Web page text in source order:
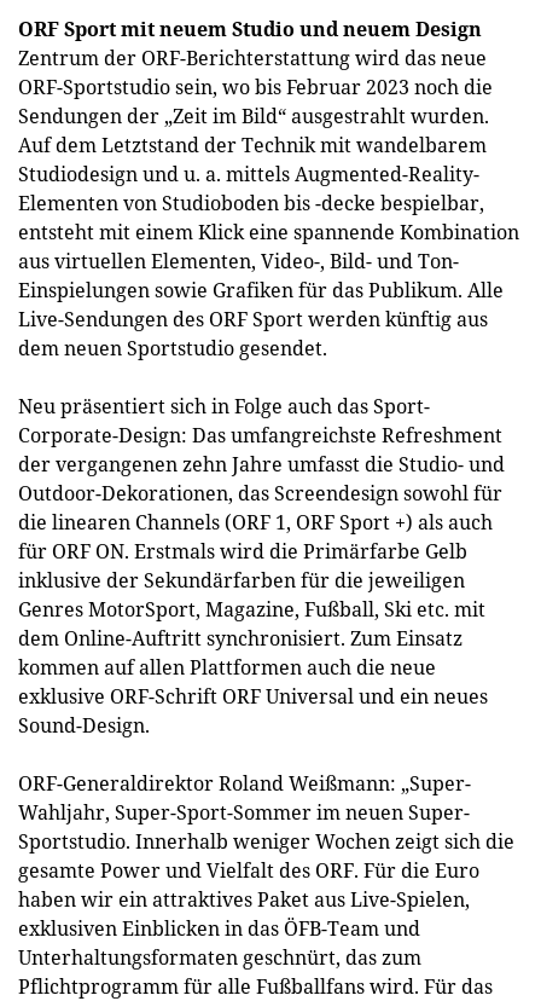
ORF Sport mit neuem Studio und neuem Design
Zentrum der ORF-Berichterstattung wird das neue
ORF-Sportstudio sein, wo bis Februar 2023 noch die
Sendungen der „Zeit im Bild“ ausgestrahlt wurden.
Auf dem Letztstand der Technik mit wandelbarem
Studiodesign und u. a. mittels Augmented-Reality-
Elementen von Studioboden bis -decke bespielbar,
entsteht mit einem Klick eine spannende Kombination
aus virtuellen Elementen, Video-, Bild- und Ton-
Einspielungen sowie Grafiken für das Publikum. Alle
Live-Sendungen des ORF Sport werden künftig aus
dem neuen Sportstudio gesendet.
Neu präsentiert sich in Folge auch das Sport-
Corporate-Design: Das umfangreichste Refreshment
der vergangenen zehn Jahre umfasst die Studio- und
Outdoor-Dekorationen, das Screendesign sowohl für
die linearen Channels (ORF 1, ORF Sport +) als auch
für ORF ON. Erstmals wird die Primärfarbe Gelb
inklusive der Sekundärfarben für die jeweiligen
Genres MotorSport, Magazine, Fußball, Ski etc. mit
dem Online-Auftritt synchronisiert. Zum Einsatz
kommen auf allen Plattformen auch die neue
exklusive ORF-Schrift ORF Universal und ein neues
Sound-Design.
ORF-Generaldirektor Roland Weißmann: „Super-
Wahljahr, Super-Sport-Sommer im neuen Super-
Sportstudio. Innerhalb weniger Wochen zeigt sich die
gesamte Power und Vielfalt des ORF. Für die Euro
haben wir ein attraktives Paket aus Live-Spielen,
exklusiven Einblicken in das ÖFB-Team und
Unterhaltungsformaten geschnürt, das zum
Pflichtprogramm für alle Fußballfans wird. Für das